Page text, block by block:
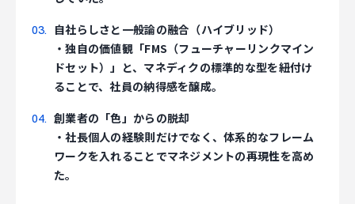
自社らしさと一般論の融合（ハイブリッド）
・独自の価値観「FMS（フューチャーリンクマイン
ドセット）」と、マネディクの標準的な型を紐付け
ることで、社員の納得感を醸成。
創業者の「色」からの脱却
・社長個人の経験則だけでなく、体系的なフレーム
ワークを入れることでマネジメントの再現性を高め
た。